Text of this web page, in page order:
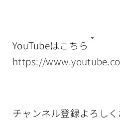
YouTubeはこちら
https://
チャンネル登録よろし